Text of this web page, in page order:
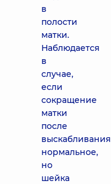
в
полости
матки.
Наблюдается
в
случае,
если
сокращение
матки
после
выскабливания
нормальное,
но
шейка